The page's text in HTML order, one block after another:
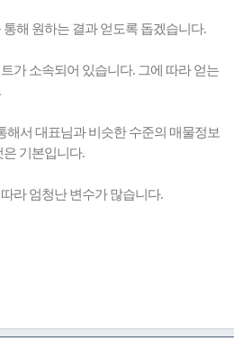
해 원하는 결과 얻도록 돕겠습니다.
가 소속되어 있습니다. 그에 따라 얻는
해서 대표님과 비슷한 수준의 매물정보
기본입니다.
라 엄청난 변수가 많습니다.